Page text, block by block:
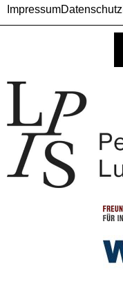
ImpressumDatenschutz